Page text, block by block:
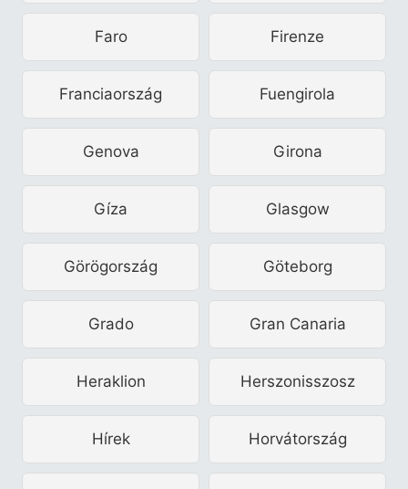
Faro Firenze
Franciaország Fuengirola
Genova Girona
Gíza Glasgow
Görögország Göteborg
Grado Gran Canaria
Heraklion Herszonisszosz
Hírek Horvátország